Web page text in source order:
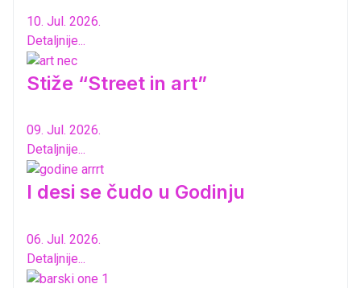
10. Jul. 2026.
Detaljnije...
Stiže “Street in art”
09. Jul. 2026.
Detaljnije...
I desi se čudo u Godinju
06. Jul. 2026.
Detaljnije...